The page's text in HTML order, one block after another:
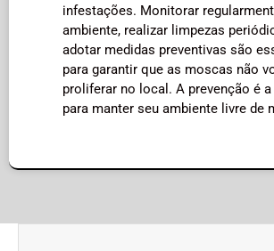
infestações. Monitorar
ambiente, realizar limpezas
adotar medidas preventivas são
para garantir que as moscas não
proliferar no local. A prevenção é a
para manter seu ambiente livre de